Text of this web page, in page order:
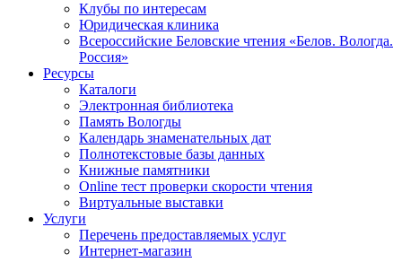
Клубы по интересам
Юридическая клиника
Всероссийские Беловские чтения «Белов. Вологда.
Россия»
Ресурсы
Каталоги
Электронная библиотека
Память Вологды
Календарь знаменательных дат
Полнотекстовые базы данных
Книжные памятники
Online тест проверки скорости чтения
Виртуальные выставки
Услуги
Перечень предоставляемых услуг
Интернет-магазин